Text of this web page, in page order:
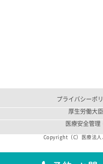
プライバシーポ
厚生労働大
医療安全管理
Copyright（C）医療法